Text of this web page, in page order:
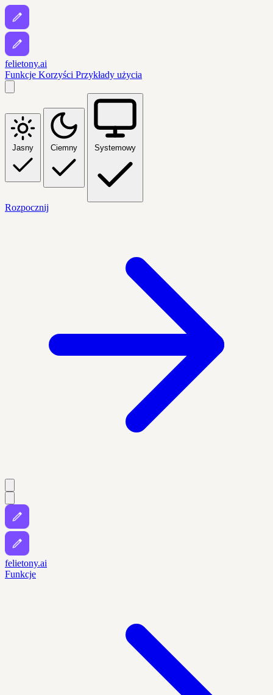
felietony.ai
Funkcje Korzyści Przykłady użycia
Jasny Ciemny Systemowy
Rozpocznij
felietony.ai
Funkcje